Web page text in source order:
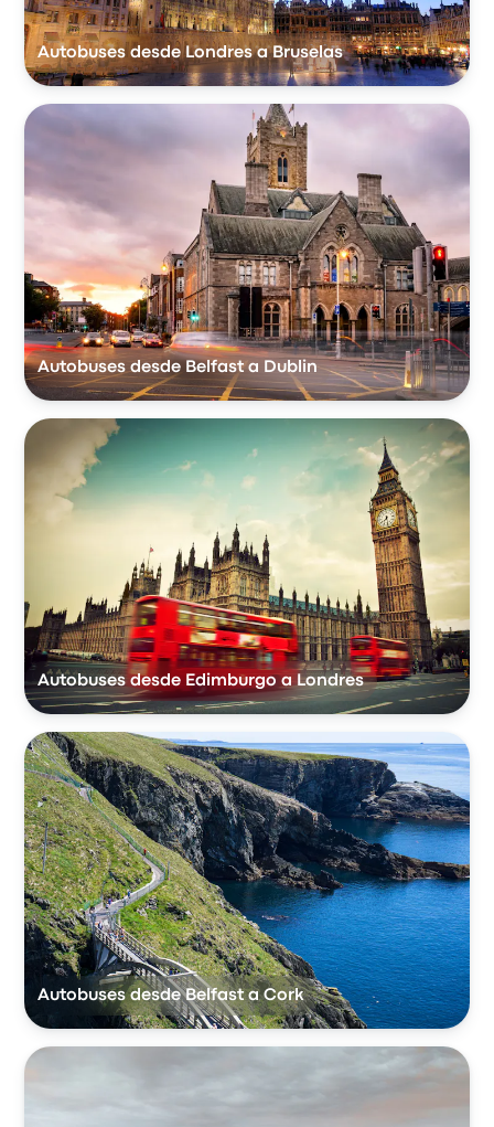
Autobuses desde Londres a Bruselas
Autobuses desde Belfast a Dublin
Autobuses desde Edimburgo a Londres
Autobuses desde Belfast a Cork